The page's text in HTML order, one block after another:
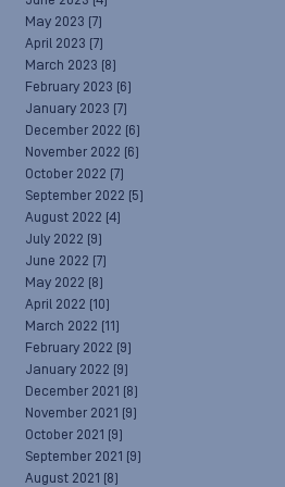
May 2023 (7)
April 2023 (7)
March 2023 (8)
February 2023 (6)
January 2023 (7)
December 2022 (6)
November 2022 (6)
October 2022 (7)
September 2022 (5)
August 2022 (4)
July 2022 (9)
June 2022 (7)
May 2022 (8)
April 2022 (10)
March 2022 (11)
February 2022 (9)
January 2022 (9)
December 2021 (8)
November 2021 (9)
October 2021 (9)
September 2021 (9)
August 2021 (8)